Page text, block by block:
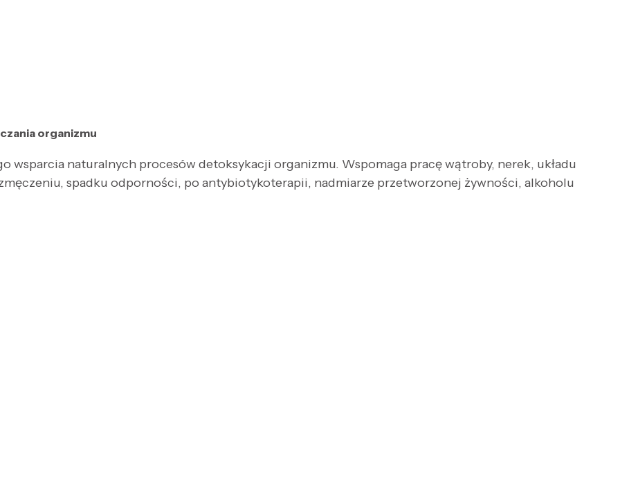
organizmu
wsparcia naturalnych procesów detoksykacji organizmu. Wspomaga pracę wątroby, nerek, układu
spadku odporności, po antybiotykoterapii, nadmiarze przetworzonej żywności, alkoholu